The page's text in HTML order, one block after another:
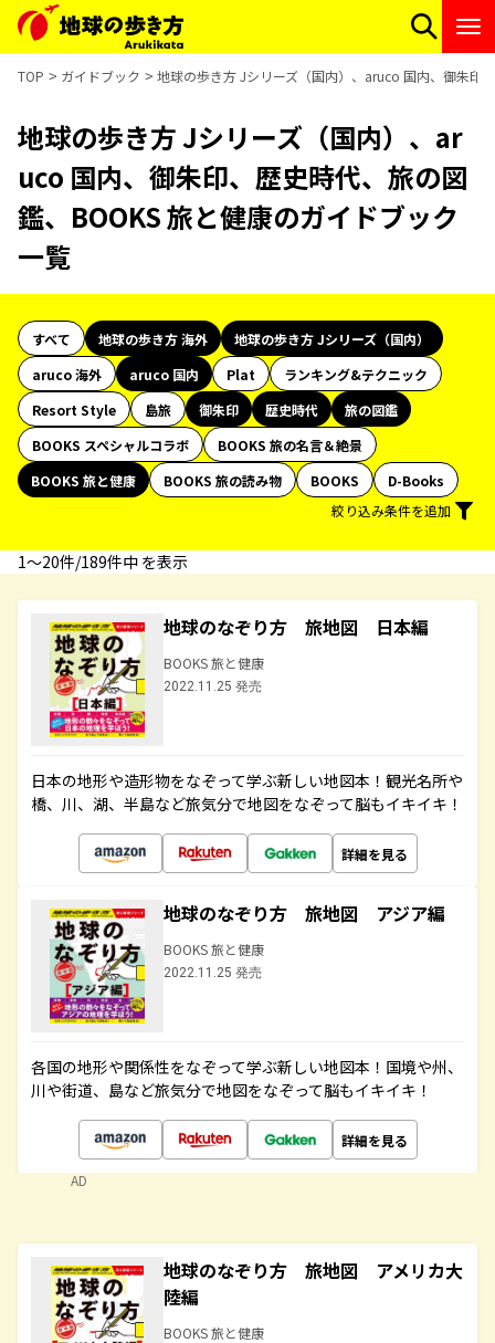
TOP ガイドブック 地球の歩き方 Jシリーズ（国内）、aruco 国内、御朱印
地球の歩き方 Jシリーズ（国内）、ar
uco 国内、御朱印、歴史時代、旅の図
鑑、BOOKS 旅と健康のガイドブック
一覧
すべて 地球の歩き方 海外
地球の歩き方 Jシリーズ（国内）
aruco 海外
aruco 国内 Plat
ランキング&テクニック
Resort Style
島旅 御朱印 歴史時代
旅の図鑑
BOOKS スペシャルコラボ
BOOKS 旅の名言＆絶景
BOOKS 旅と健康
BOOKS 旅の読み物 BOOKS
D-Books
絞り込み条件を追加
1〜20件/189件中 を表示
地球のなぞり方 旅地図 日本編
BOOKS 旅と健康
2022.11.25 発売
日本の地形や造形物をなぞって学ぶ新しい地図本！観光名所や
橋、川、湖、半島など旅気分で地図をなぞって脳もイキイキ！
詳細を見る
地球のなぞり方 旅地図 アジア編
BOOKS 旅と健康
2022.11.25 発売
各国の地形や関係性をなぞって学ぶ新しい地図本！国境や州、
川や街道、島など旅気分で地図をなぞって脳もイキイキ！
詳細を見る
AD
地球のなぞり方 旅地図 アメリカ大
陸編
BOOKS 旅と健康